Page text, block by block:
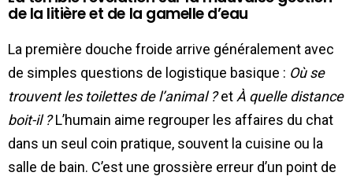
de la litière et de la gamelle d’eau
La première douche froide arrive généralement avec
de simples questions de logistique basique : Où se
trouvent les toilettes de l’animal ?et À quelle distance
boit-il ?L’humain aime regrouper les affaires du chat
dans un seul coin pratique, souvent la cuisine ou la
salle de bain. C’est une grossière erreur d’un point de